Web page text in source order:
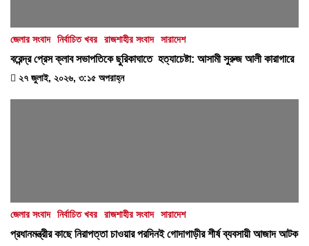
জেলার সংবাদ নির্বাচিত খবর রাজশাহীর সংবাদ সারাদেশ
বরেন্দ্র প্রেস ক্লাব সভাপতিকে ছুরিকাঘাতে হত্যাচেষ্টা: আসামী সুরুজ আলী কারাগারে
২৭ জুলাই, ২০২৬, ৩:১৫ অপরাহ্ন
জেলার সংবাদ নির্বাচিত খবর রাজশাহীর সংবাদ সারাদেশ
প্রধানমন্ত্রীর কাছে নিরাপত্তা চাওয়ার পরদিনই গোদাগাড়ীর শীর্ষ ব্যবসায়ী আজাদ আটক